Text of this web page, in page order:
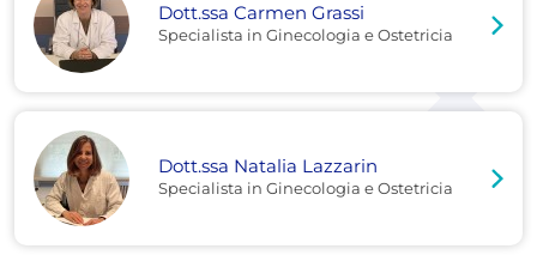
Dott.ssa Carmen Grassi
Specialista in Ginecologia e Ostetricia
Dott.ssa Natalia Lazzarin
Specialista in Ginecologia e Ostetricia